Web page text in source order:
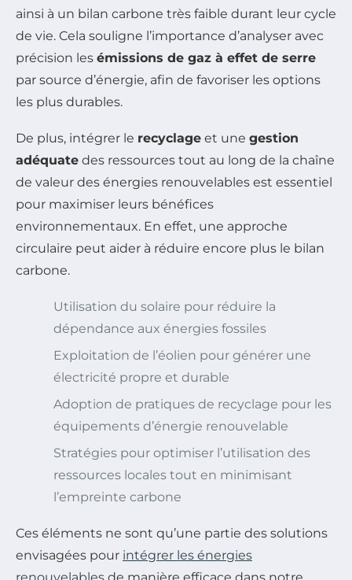
ainsi à un bilan carbone très faible durant leur cycle
de vie. Cela souligne l’importance d’analyser avec
précision les émissions de gaz à effet de serre
par source d’énergie, afin de favoriser les options
les plus durables.
De plus, intégrer le recyclage et une gestion
adéquate des ressources tout au long de la chaîne
de valeur des énergies renouvelables est essentiel
pour maximiser leurs bénéfices
environnementaux. En effet, une approche
circulaire peut aider à réduire encore plus le bilan
carbone.
Utilisation du solaire pour réduire la
dépendance aux énergies fossiles
Exploitation de l’éolien pour générer une
électricité propre et durable
Adoption de pratiques de recyclage pour les
équipements d’énergie renouvelable
Stratégies pour optimiser l’utilisation des
ressources locales tout en minimisant
l’empreinte carbone
Ces éléments ne sont qu’une partie des solutions
envisagées pour intégrer les énergies
renouvelables de manière efficace dans notre